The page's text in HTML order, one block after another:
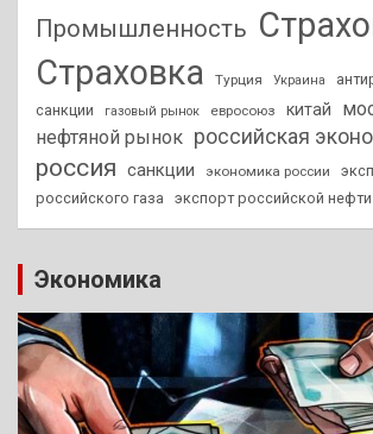
Промышленность
Страховка
Турция Украина
санкции
газовый рынок евросоюз китай
нефтяной рынок российская
россия санкции экономика россии
российского газа
экспорт российской нефти
Экономика